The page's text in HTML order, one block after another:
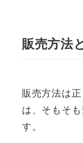
販売方法
販売方法は
は、そもそ
す。